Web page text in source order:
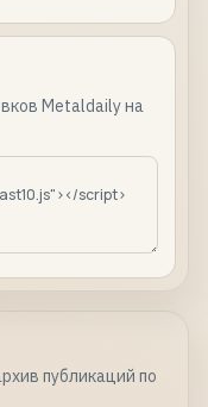
Metaldaily на
публикаций по